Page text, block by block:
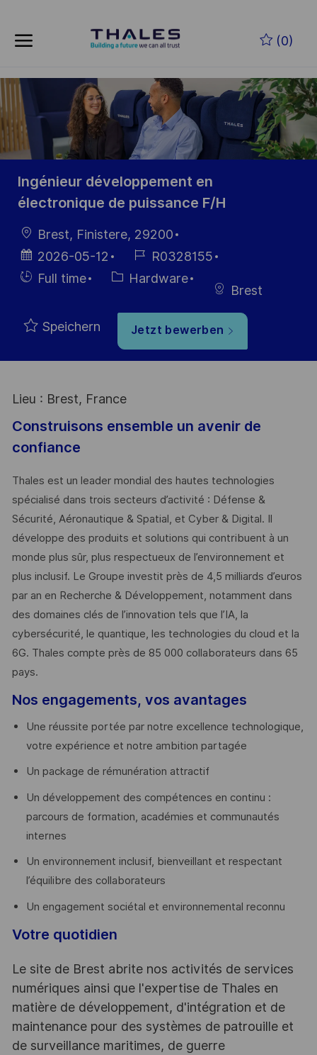
(0)
-
Ingénieur développement en
électronique de puissance F/H
Ort
Brest, Finistere, 29200
Datum der
Veröffentlichung
2026-05-12
Job-
ID
R0328155
Einstellunngstyp
Full time Kategorie
Hardware
Brest
Speichern Jetzt bewerben
Lieu : Brest, France
Construisons ensemble un avenir de
confiance
Thales est un leader mondial des hautes technologies
spécialisé dans trois secteurs d’activité : Défense &
Sécurité, Aéronautique & Spatial, et Cyber & Digital. Il
développe des produits et solutions qui contribuent à un
monde plus sûr, plus respectueux de l’environnement et
plus inclusif. Le Groupe investit près de 4,5 milliards d’euros
par an en Recherche & Développement, notamment dans
des domaines clés de l’innovation tels que l’IA, la
cybersécurité, le quantique, les technologies du cloud et la
6G. Thales compte près de 85 000 collaborateurs dans 65
pays. ​
Nos engagements, vos avantages
Une réussite portée par notre excellence technologique,
votre expérience et notre ambition partagée
Un package de rémunération attractif
Un développement des compétences en continu :
parcours de formation, académies et communautés
internes
Un environnement inclusif, bienveillant et respectant
l’équilibre des collaborateurs
Un engagement sociétal et environnemental reconnu
Votre quotidien
Le site de Brest abrite nos activités de services
numériques ainsi que l'expertise de Thales en
matière de développement, d'intégration et de
maintenance pour des systèmes de patrouille et
de surveillance maritimes, de guerre